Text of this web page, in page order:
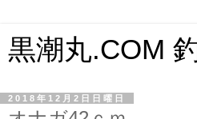
黒潮丸.COM
2018年12月2日日曜日